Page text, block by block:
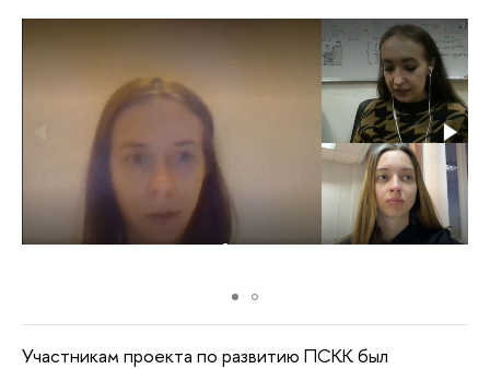
Участникам проекта по развитию ПСКК был